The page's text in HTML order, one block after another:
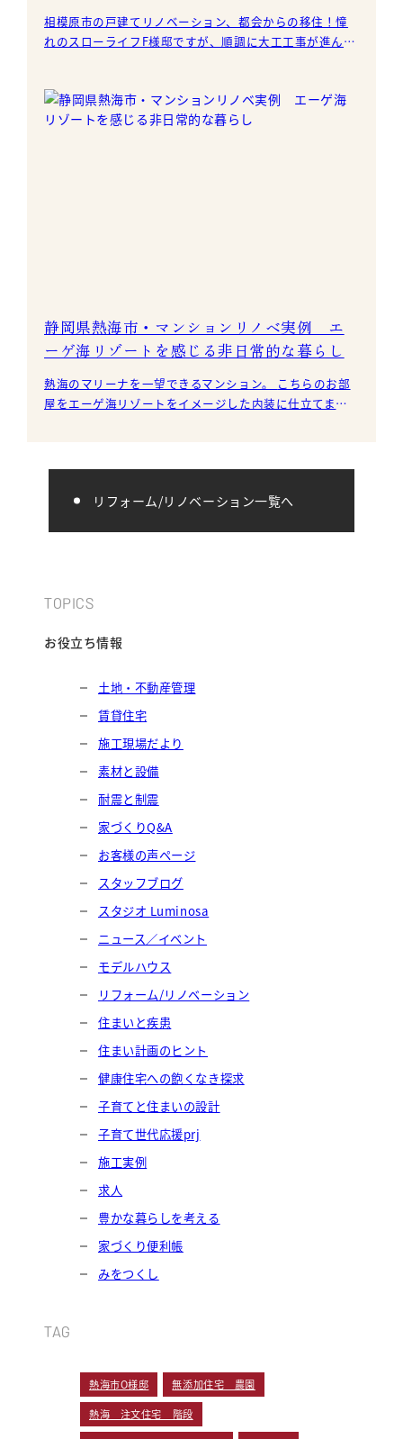
相模原市の戸建てリノベーション、都会からの移住！憧
れのスローライフF様邸ですが、順調に大工工事が進んで
静岡県熱海市・マンションリノベ実例 エ
ーゲ海リゾートを感じる非日常的な暮らし
熱海のマリーナを一望できるマンション。 こちらのお部
屋をエーゲ海リゾートをイメージした内装に仕立てまし
リフォーム/リノベーション一覧へ
TOPICS
お役立ち情報
土地・不動産管理
賃貸住宅
施工現場だより
素材と設備
耐震と制震
家づくりQ&A
お客様の声ページ
スタッフブログ
スタジオ Luminosa
ニュース／イベント
モデルハウス
リフォーム/リノベーション
住まいと疾患
住まい計画のヒント
健康住宅への飽くなき探求
子育てと住まいの設計
子育て世代応援prj
施工実例
求人
豊かな暮らしを考える
家づくり便利帳
みをつくし
TAG
熱海市O様邸 無添加住宅 農園
熱海 注文住宅 階段